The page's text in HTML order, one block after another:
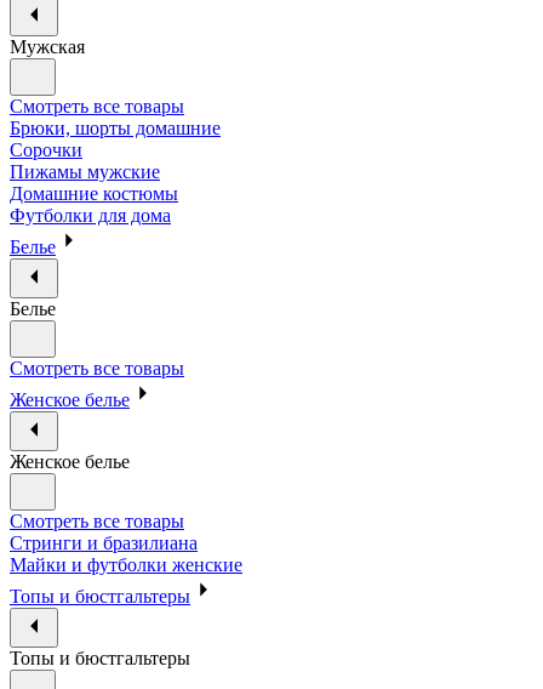
Мужская
Смотреть все товары
Брюки, шорты домашние
Сорочки
Пижамы мужские
Домашние костюмы
Футболки для дома
Белье
Белье
Смотреть все товары
Женское белье
Женское белье
Смотреть все товары
Стринги и бразилиана
Майки и футболки женские
Топы и бюстгальтеры
Топы и бюстгальтеры